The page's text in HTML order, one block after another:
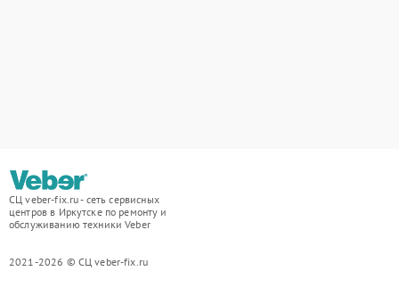
СЦ veber-fix.ru - сеть сервисных
центров в Иркутске по ремонту и
обслуживанию техники Veber
2021-2026 © СЦ veber-fix.ru